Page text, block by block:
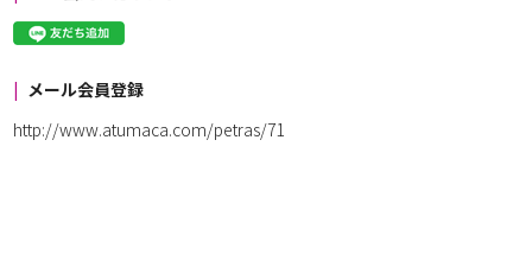
メール会員登録
http://www.atumaca.com/petras/71